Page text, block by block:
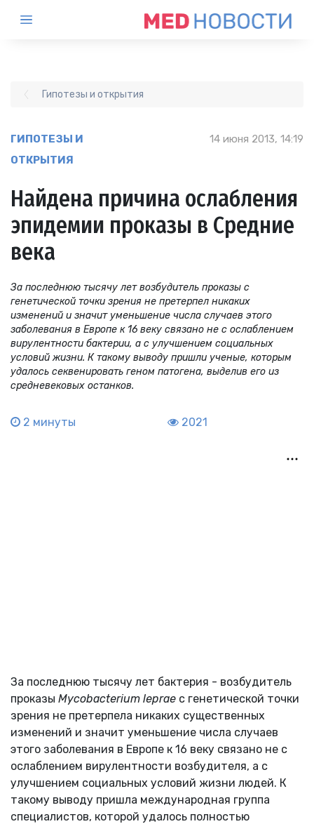
Гипотезы и открытия
ГИПОТЕЗЫ И
ОТКРЫТИЯ
14 июня 2013, 14:19
Найдена причина ослабления
эпидемии проказы в Средние
века
За последнюю тысячу лет возбудитель проказы с
генетической точки зрения не претерпел никаких
изменений и значит уменьшение числа случаев этого
заболевания в Европе к 16 веку связано не с ослаблением
вирулентности бактерии, а с улучшением социальных
условий жизни. К такому выводу пришли ученые, которым
удалось секвенировать геном патогена, выделив его из
средневековых останков.
2 минуты 2021
За последнюю тысячу лет бактерия - возбудитель
проказы Mycobacterium leprae с генетической точки
зрения не претерпела никаких существенных
изменений и значит уменьшение числа случаев
этого заболевания в Европе к 16 веку связано не с
ослаблением вирулентности возбудителя, а с
улучшением социальных условий жизни людей. К
такому выводу пришла международная группа
специалистов, которой удалось полностью